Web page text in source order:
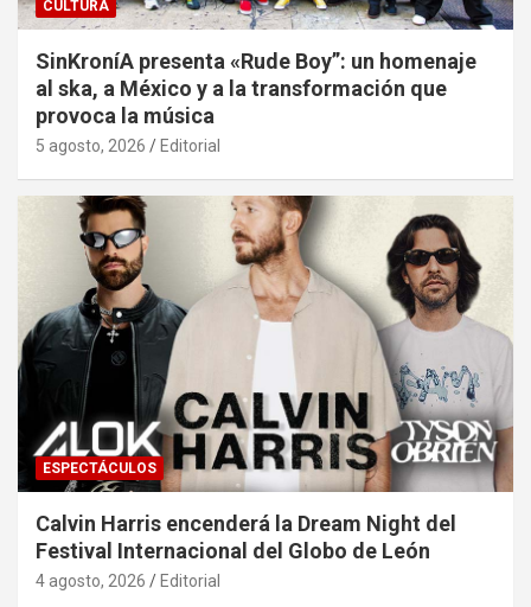
CULTURA
SinKroníA presenta «Rude Boy”: un homenaje
al ska, a México y a la transformación que
provoca la música
5 agosto, 2026 Editorial
ESPECTÁCULOS
Calvin Harris encenderá la Dream Night del
Festival Internacional del Globo de León
4 agosto, 2026 Editorial